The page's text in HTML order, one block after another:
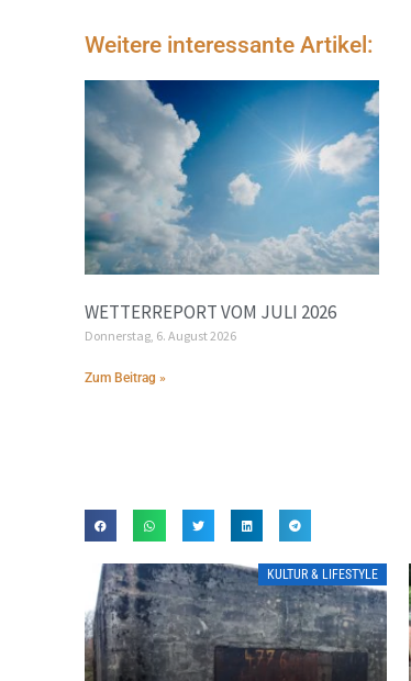
Weitere interessante Artikel:
WETTERREPORT VOM JULI 2026
Donnerstag, 6. August 2026
Zum Beitrag »
KULTUR & LIFESTYLE